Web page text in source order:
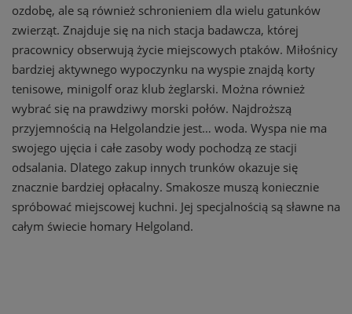
ozdobę, ale są również schronieniem dla wielu gatunków
zwierząt. Znajduje się na nich stacja badawcza, której
pracownicy obserwują życie miejscowych ptaków. Miłośnicy
bardziej aktywnego wypoczynku na wyspie znajdą korty
tenisowe, minigolf oraz klub żeglarski. Można również
wybrać się na prawdziwy morski połów. Najdroższą
przyjemnością na Helgolandzie jest… woda. Wyspa nie ma
swojego ujęcia i całe zasoby wody pochodzą ze stacji
odsalania. Dlatego zakup innych trunków okazuje się
znacznie bardziej opłacalny. Smakosze muszą koniecznie
spróbować miejscowej kuchni. Jej specjalnością są sławne na
całym świecie homary Helgoland.